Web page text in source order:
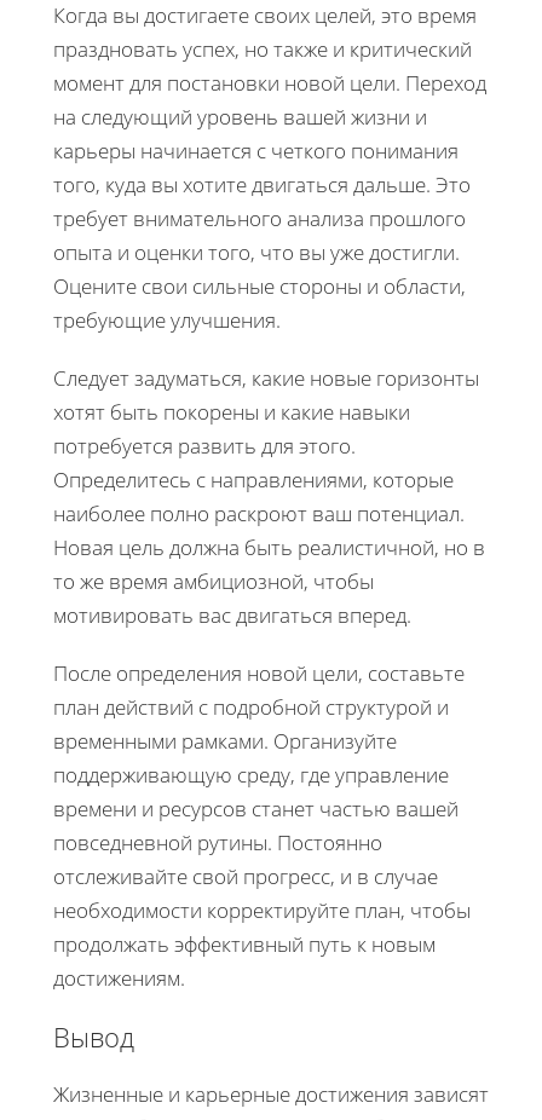
Когда вы достигаете своих целей, это время
праздновать успех, но также и критический
момент для постановки новой цели. Переход
на следующий уровень вашей жизни и
карьеры начинается с четкого понимания
того, куда вы хотите двигаться дальше. Это
требует внимательного анализа прошлого
опыта и оценки того, что вы уже достигли.
Оцените свои сильные стороны и области,
требующие улучшения.
Следует задуматься, какие новые горизонты
хотят быть покорены и какие навыки
потребуется развить для этого.
Определитесь с направлениями, которые
наиболее полно раскроют ваш потенциал.
Новая цель должна быть реалистичной, но в
то же время амбициозной, чтобы
мотивировать вас двигаться вперед.
После определения новой цели, составьте
план действий с подробной структурой и
временными рамками. Организуйте
поддерживающую среду, где управление
времени и ресурсов станет частью вашей
повседневной рутины. Постоянно
отслеживайте свой прогресс, и в случае
необходимости корректируйте план, чтобы
продолжать эффективный путь к новым
достижениям.
Вывод
Жизненные и карьерные достижения зависят